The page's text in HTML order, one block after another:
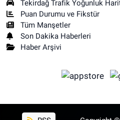
Tekirdağ Trafik Yoğunluk
Puan Durumu ve Fikstür
Tüm Manşetler
Son Dakika Haberleri
Haber Arşivi